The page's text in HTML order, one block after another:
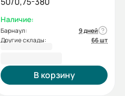
Наличие:
Барнаул:
9 дней
Другие склады:
66 шт
В корзину